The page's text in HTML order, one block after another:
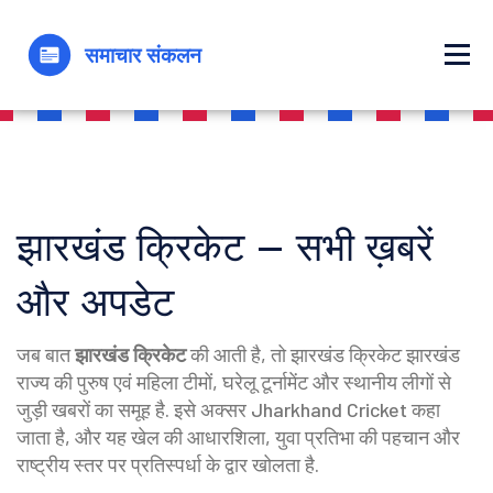
झारखंड क्रिकेट – सभी ख़बरें
और अपडेट
जब बातझारखंड क्रिकेटकी आती है, तोझारखंड क्रिकेटझारखंड
राज्य की पुरुष एवं महिला टीमों, घरेलू टूर्नामेंट और स्थानीय लीगों से
जुड़ी खबरों का समूह है. इसे अक्सर Jharkhand Cricketकहा
जाता है, और यह खेल की आधारशिला, युवा प्रतिभा की पहचान और
राष्ट्रीय स्तर पर प्रतिस्पर्धा के द्वार खोलता है.